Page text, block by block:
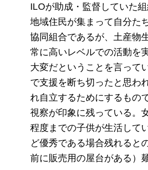
ILOが助成・監督していた
地域住民が集まって自分た
協同組合であるが、土産物
常に高いレベルでの活動を
大変だということを言って
で支援を断ち切ったと思わ
れ自立するためにするもの
視察が印象に残っている。
程度までの子供が生活して
ど優秀である場合残れると
前に販売用の屋台がある）